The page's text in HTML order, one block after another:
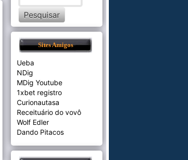
Sites Amigos
Ueba
NDig
MDig Youtube
1xbet registro
Curionautasa
Receituário do vovô
Wolf Edler
Dando Pitacos